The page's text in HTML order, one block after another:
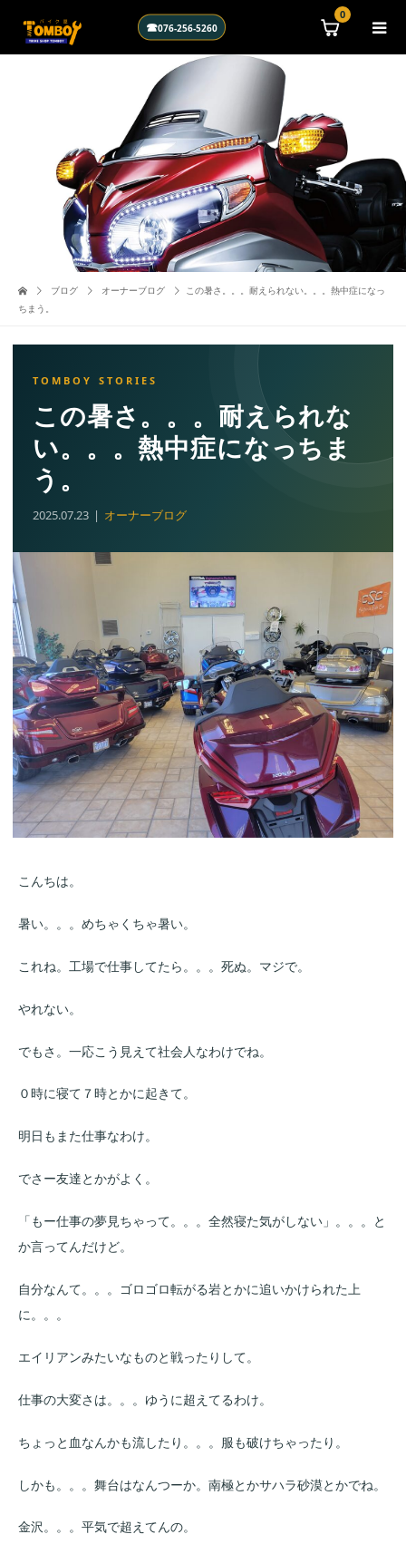
0
☎076-256-5260
ブログ オーナーブログ
この暑さ。。。耐えられない。。。熱中症になっ
ちまう。
この暑さ。。。耐えられな
い。。。熱中症になっちま
う。
2025.07.23 オーナーブログ
こんちは。
暑い。。。めちゃくちゃ暑い。
これね。工場で仕事してたら。。。死ぬ。マジで。
やれない。
でもさ。一応こう見えて社会人なわけでね。
０時に寝て７時とかに起きて。
明日もまた仕事なわけ。
でさー友達とかがよく。
「もー仕事の夢見ちゃって。。。全然寝た気がしない」。。。と
か言ってんだけど。
自分なんて。。。ゴロゴロ転がる岩とかに追いかけられた上
に。。。
エイリアンみたいなものと戦ったりして。
仕事の大変さは。。。ゆうに超えてるわけ。
ちょっと血なんかも流したり。。。服も破けちゃったり。
しかも。。。舞台はなんつーか。南極とかサハラ砂漠とかでね。
金沢。。。平気で超えてんの。